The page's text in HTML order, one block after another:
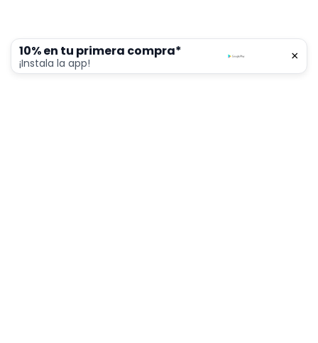
10% en tu primera compra*
¡Instala la app! ×